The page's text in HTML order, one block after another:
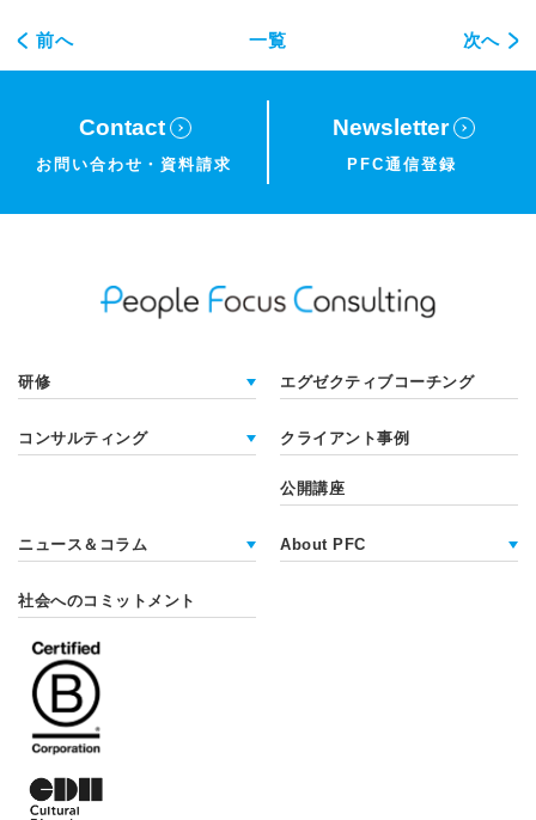
前へ 一覧 次へ
Contact
お問い合わせ・ 資料請求
Newsletter
PFC通信登録
研修 エグゼクティブコーチング
コンサルティング クライアント事例
公開講座
ニュース＆コラム About PFC
社会へのコミットメント